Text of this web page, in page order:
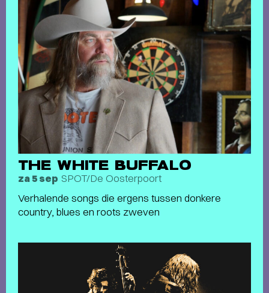
THE WHITE BUFFALO
za 5 sep SPOT/De Oosterpoort
Verhalende songs die ergens tussen donkere
country, blues en roots zweven